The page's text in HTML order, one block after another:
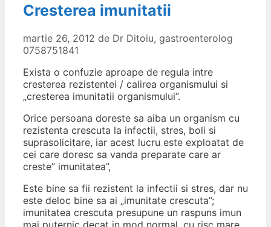
Cresterea imunitatii
martie 26, 2012 de Dr Ditoiu, gastroenterolog
0758751841
Exista o confuzie aproape de regula intre
cresterea rezistentei / calirea organismului si
„cresterea imunitatii organismului”.
Orice persoana doreste sa aiba un organism cu
rezistenta crescuta la infectii, stres, boli si
suprasolicitare, iar acest lucru este exploatat de
cei care doresc sa vanda preparate care ar
creste” imunitatea”,
Este bine sa fii rezistent la infectii si stres, dar nu
este deloc bine sa ai „imunitate crescuta”;
imunitatea crescuta presupune un raspuns imun
mai puternic decat in mod normal, cu risc mare